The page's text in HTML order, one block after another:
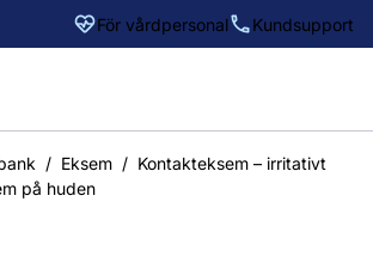
För vårdpersonal Kundsupport
/ Eksem / Kontakteksem – irritativt
på huden